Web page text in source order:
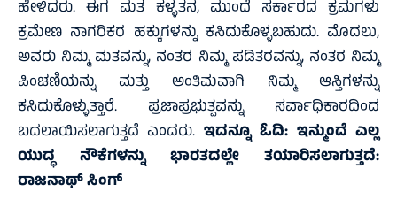
ಹೇಳಿದರು. ಈಗ ಮತ ಕಳ್ಳತನ, ಮುಂದೆ ಸರ್ಕಾರದ ಕ್ರಮಗಳು
ಕ್ರಮೇಣ ನಾಗರಿಕರ ಹಕ್ಕುಗಳನ್ನು ಕಸಿದುಕೊಳ್ಳಬಹುದು. ಮೊದಲು,
ಅವರು ನಿಮ್ಮ ಮತವನ್ನು, ನಂತರ ನಿಮ್ಮ ಪಡಿತರವನ್ನು, ನಂತರ ನಿಮ್ಮ
ಪಿಂಚಣಿಯನ್ನು ಮತ್ತು ಅಂತಿಮವಾಗಿ ನಿಮ್ಮ ಆಸ್ತಿಗಳನ್ನು
ಕಸಿದುಕೊಳ್ಳುತ್ತಾರೆ. ಪ್ರಜಾಪ್ರಭುತ್ವವನ್ನು ಸರ್ವಾಧಿಕಾರದಿಂದ
ಬದಲಾಯಿಸಲಾಗುತ್ತದೆ ಎಂದರು. ಇದನ್ನೂ ಓದಿ: ಇನ್ಮುಂದೆ ಎಲ್ಲ
ಯುದ್ಧ ನೌಕೆಗಳನ್ನು ಭಾರತದಲ್ಲೇ ತಯಾರಿಸಲಾಗುತ್ತದೆ:
ರಾಜನಾಥ್ ಸಿಂಗ್